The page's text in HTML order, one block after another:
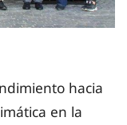
hacia
en la